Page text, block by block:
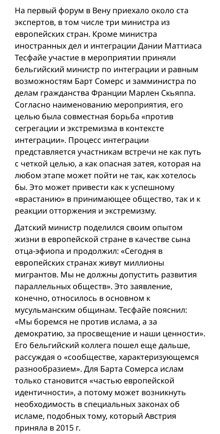
На первый форум в Вену приехало около ста
экспертов, в том числе три министра из
европейских стран. Кроме министра
иностранных дел и интеграции Дании Маттиаса
Тесфайе участие в мероприятии приняли
бельгийский министр по интеграции и равным
возможностям Барт Сомерс и замминистра по
делам гражданства Франции Марлен Скьяппа.
Согласно наименованию мероприятия, его
целью была совместная борьба «против
сегрегации и экстремизма в контексте
интеграции». Процесс интеграции
представляется участникам встречи не как путь
с четкой целью, а как опасная затея, которая на
любом этапе может пойти не так, как хотелось
бы. Это может привести как к успешному
«врастанию» в принимающее общество, так и к
реакции отторжения и экстремизму.
Датский министр поделился своим опытом
жизни в европейской стране в качестве сына
отца-эфиопа и продолжил: «Сегодня в
европейских странах живут миллионы
мигрантов. Мы не должны допустить развития
параллельных обществ». Это заявление,
конечно, относилось в основном к
мусульманским общинам. Тесфайе пояснил:
«Мы боремся не против ислама, а за
демократию, за просвещение и наши ценности».
Его бельгийский коллега пошел еще дальше,
рассуждая о «сообществе, характеризующемся
разнообразием». Для Барта Сомерса ислам
только становится «частью европейской
идентичности», а потому может возникнуть
необходимость в специальных законах об
исламе, подобных тому, который Австрия
приняла в 2015 г.